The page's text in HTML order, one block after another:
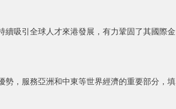
吸引全球人才來港發展，有力鞏固了其國際金
，服務亞洲和中東等世界經濟的重要部分，填